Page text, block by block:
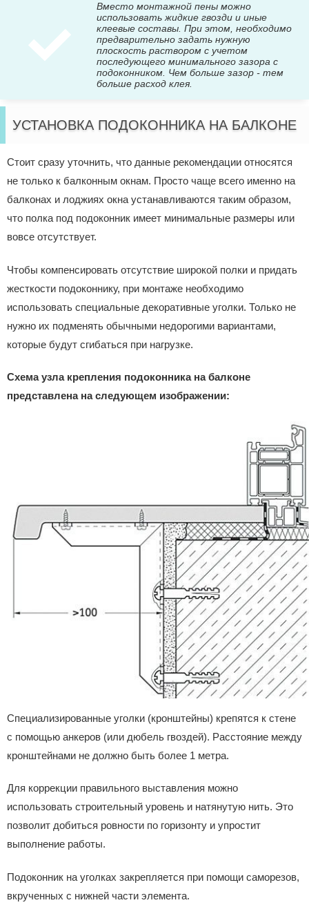
Вместо монтажной пены можно
использовать жидкие гвозди и иные
клеевые составы. При этом, необходимо
предварительно задать нужную
плоскость раствором с учетом
последующего минимального зазора с
подоконником. Чем больше зазор - тем
больше расход клея.
УСТАНОВКА ПОДОКОННИКА НА БАЛКОНЕ
Стоит сразу уточнить, что данные рекомендации относятся
не только к балконным окнам. Просто чаще всего именно на
балконах и лоджиях окна устанавливаются таким образом,
что полка под подоконник имеет минимальные размеры или
вовсе отсутствует.
Чтобы компенсировать отсутствие широкой полки и придать
жесткости подоконнику, при монтаже необходимо
использовать специальные декоративные уголки. Только не
нужно их подменять обычными недорогими вариантами,
которые будут сгибаться при нагрузке.
Схема узла крепления подоконника на балконе
представлена на следующем изображении:
Специализированные уголки (кронштейны) крепятся к стене
с помощью анкеров (или дюбель гвоздей). Расстояние между
кронштейнами не должно быть более 1 метра.
Для коррекции правильного выставления можно
использовать строительный уровень и натянутую нить. Это
позволит добиться ровности по горизонту и упростит
выполнение работы.
Подоконник на уголках закрепляется при помощи саморезов,
вкрученных с нижней части элемента.